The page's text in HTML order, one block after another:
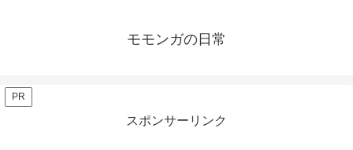
モモンガの日常
PR
スポンサーリンク